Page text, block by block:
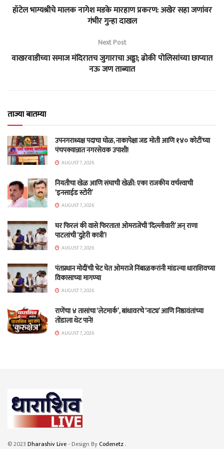
हॉटेल भाग्यश्रीचे मालक नागेश मडके मारहाण प्रकरण: अखेर सहा जणांवर
गंभीर गुन्हा दाखल
Next Post
वाखरवाडीच्या समाज मंदिरातच जुगाराचा अड्डा; ढोकी पोलिसांच्या छाप्यात
नऊ जण ताब्यात
ताज्या बातम्या
उपनगराध्यक्ष पदाचा घोळ, नाकापेक्षा जड मोती आणि १४० कोटींच्या
पंचपक्वान्नात नगरसेवक उपाशी!
AUGUST 7, 2026
नियतीचा खेळ आणि संघाची खेळी: एका राजकीय वर्चस्वाची
‘इनसाईड स्टोरी’
AUGUST 7, 2026
घर फिरलं की वासे फिरतात! ओमराजेंची ‘दिल्लीवारी’ अन् राणा
पाटलांची ‘दुहेरी कात्री’!
AUGUST 7, 2026
पंतप्रधान मोदींची भेट घेत ओमराजे निंबाळकरांनी मांडल्या धाराशिवच्या
विकासाच्या मागण्या
AUGUST 7, 2026
राणेंचा ४ तासांचा ‘लेटमार्क’, बांधावरचे ‘नाट्य’ आणि निष्ठावंतांच्या
तोंडाला थेट पाने!
AUGUST 7, 2026
© 2023 Dharashiv Live - Design ByCodenetz .